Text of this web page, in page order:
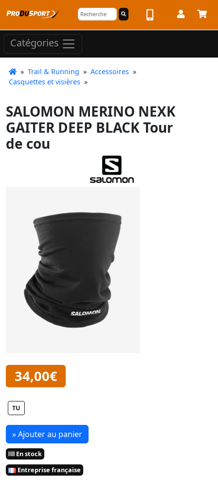
Catégories
» Trail & Running » Accessoires »
Casquettes et visières »
SALOMON MERINO NEXK
GAITER DEEP BLACK Tour
de cou
34,00€
TU
» Ajouter au panier
En stock
Entreprise française